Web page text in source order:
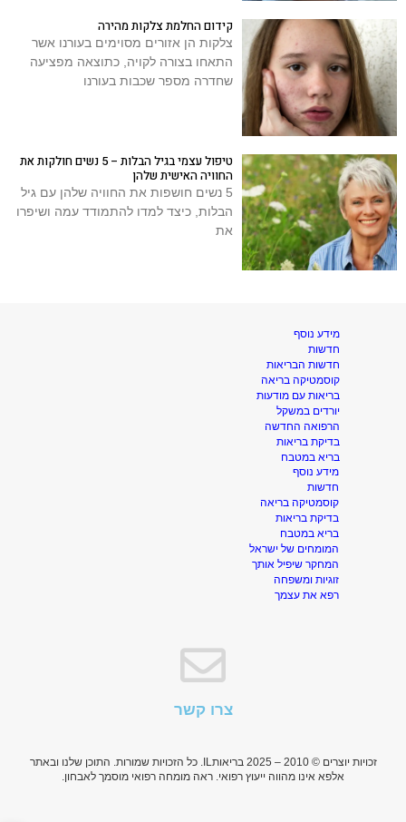
קידום החלמת צלקות מהירה
צלקות הן אזורים מסוימים בעורנו אשר
התאחו בצורה לקויה, כתוצאה מפציעה
שחדרה מספר שכבות בעורנו
טיפול עצמי בגיל הבלות – 5 נשים חולקות את
החוויה האישית שלהן
5 נשים חושפות את החוויה שלהן עם גיל
הבלות, כיצד למדו להתמודד עמה ושיפרו
את
מידע נוסף
חדשות
חדשות הבריאות
קוסמטיקה בריאה
בריאות עם מודעות
יורדים במשקל
הרפואה החדשה
בדיקת בריאות
בריא במטבח
מידע נוסף
חדשות
קוסמטיקה בריאה
בדיקת בריאות
בריא במטבח
המומחים של ישראל
המחקר שיפיל אותך
זוגיות ומשפחה
רפא את עצמך
צרו קשר
זכויות יוצרים © 2010 – 2025 בריאותIL. כל הזכויות שמורות. התוכן שלנו ו
באתר
אלפא אינו מהווה ייעוץ רפואי. ראה מומחה רפואי מוסמך לאבחון.